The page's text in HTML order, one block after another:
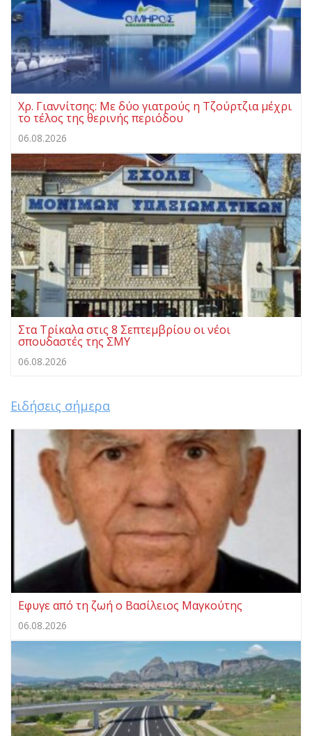
Χρ. Γιαννίτσης: Με δύο γιατρούς η Τζούρτζια μέχρι
το τέλος της θερινής περιόδου
06.08.2026
Στα Τρίκαλα στις 8 Σεπτεμβρίου οι νέοι
σπουδαστές της ΣΜΥ
06.08.2026
Ειδήσεις σήμερα
Eφυγε από τη ζωή ο Βασίλειος Μαγκούτης
06.08.2026